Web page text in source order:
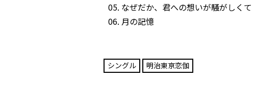
なぜだか、君への想いが騒がしくて
月の記憶
シングル 明治東亰恋伽